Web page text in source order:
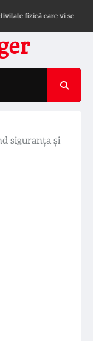
care vi se potrivește
siguranța și